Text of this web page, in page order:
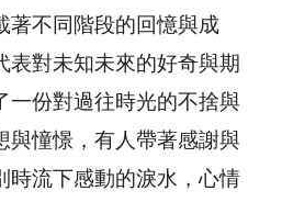
著不同階段的回憶與成
表對未知未來的好奇與期
一份對過往時光的不捨與
與憧憬，有人帶著感謝與
時流下感動的淚水，心情